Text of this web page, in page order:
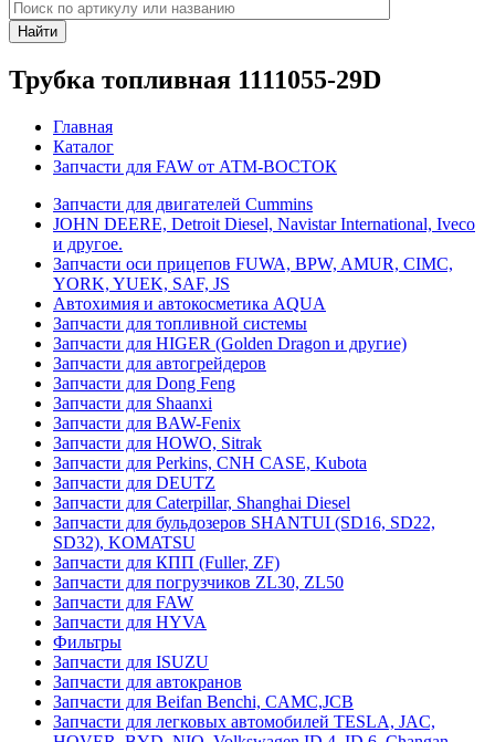
Найти
Трубка топливная 1111055-29D
Главная
Каталог
Запчасти для FAW от АТМ-ВОСТОК
Запчасти для двигателей Cummins
JOHN DEERE, Detroit Diesel, Navistar International, Iveco
и другое.
Запчасти оси прицепов FUWA, BPW, AMUR, CIMC,
YORK, YUEK, SAF, JS
Автохимия и автокосметика AQUA
Запчасти для топливной системы
Запчасти для HIGER (Golden Dragon и другие)
Запчасти для автогрейдеров
Запчасти для Dong Feng
Запчасти для Shaanxi
Запчасти для BAW-Fenix
Запчасти для HOWO, Sitrak
Запчасти для Perkins, CNH CASE, Kubota
Запчасти для DEUTZ
Запчасти для Caterpillar, Shanghai Diesel
Запчасти для бульдозеров SHANTUI (SD16, SD22,
SD32), KOMATSU
Запчасти для КПП (Fuller, ZF)
Запчасти для погрузчиков ZL30, ZL50
Запчасти для FAW
Запчасти для HYVA
Фильтры
Запчасти для ISUZU
Запчасти для автокранов
Запчасти для Beifan Benchi, CAMC,JCB
Запчасти для легковых автомобилей TESLA, JAC,